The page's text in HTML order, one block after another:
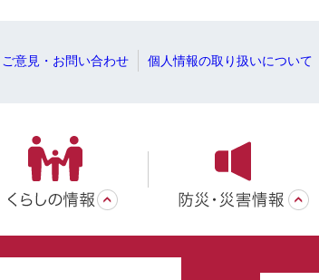
ご意見・お問い合わせ 個人情報の取り扱いについて